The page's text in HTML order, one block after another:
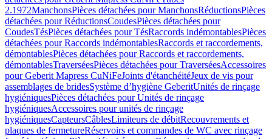
2.1972ManchonsPièces détachées pour ManchonsRéductionsPièces
détachées pour RéductionsCoudesPièces détachées pour
CoudesTésPièces détachées pour TésRaccords indémontablesPièces
détachées pour Raccords indémontablesRaccords et raccordements,
démontablesPièces détachées pour Raccords et raccordements,
démontablesTraverséesPièces détachées pour TraverséesAccessoires
pour Geberit Mapress CuNiFeJoints d'étanchéitéJeux de vis pour
assemblages de bridesSystème d’hygiène GeberitUnités de rinçage
hygiéniquesPièces détachées pour Unités de rinçage
hygiéniquesAccessoires pour unités de rinçage
hygiéniquesCapteursCâblesLimiteurs de débitRecouvrements et
plaques de fermetureRéservoirs et commandes de WC avec rinçage